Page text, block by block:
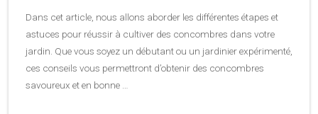
Dans cet article, nous allons aborder les différentes étapes et
astuces pour réussir à cultiver des concombres dans votre
jardin. Que vous soyez un débutant ou un jardinier expérimenté,
ces conseils vous permettront d’obtenir des concombres
savoureux et en bonne …